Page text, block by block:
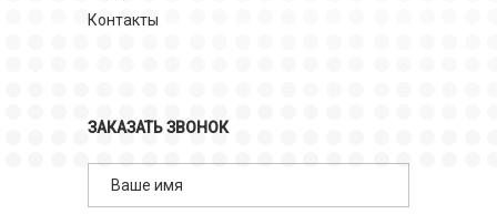
Контакты
ЗАКАЗАТЬ ЗВОНОК